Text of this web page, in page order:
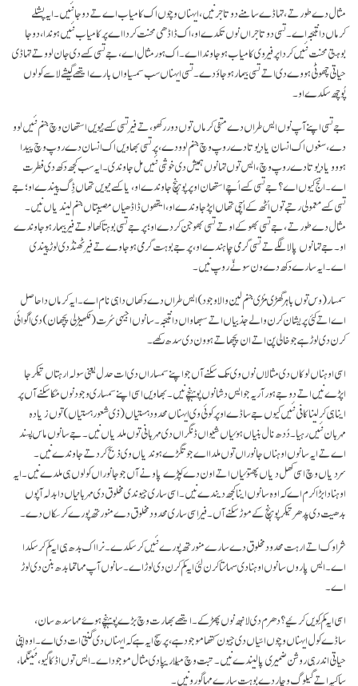
مثال دے طور تے، تہاڈے سامنے دو تاجر نیں، ایہناں وچوں اک کامیاب اے تے دوجا نئیں۔ ایہ پشلے
کرماں دا نتیجہ اے۔ تسی دو تاجراں نوں تکدے او، اک ڈاڈھی محنت کردا اے پر کامیاب نئیں ہوندا، دوجا
بوہتی محنت نئیں کردا پر فیر وی کامیاب ہو جاوندا اے۔ اک ہور مثال اے، جے تسی کسے دی جان لوو تے تہاڈی
حیاتی چھوٹی ہووے دی اتے تسی بیمار ہو جاؤ دے۔ تسی ایہناں سب سمسیاواں بارے ایتھے گیشے لاسے کولوں
پُوچھ سکدے او۔
جے تسی اپنے آپ نوں ایس طراں دے منفی کرماں توں دور رکھو، تے فیر تسی کسے نِیویں استھان وچ جنم نئیں لوو
دے، سغوں اک انسان یا دیوتا دے روپ وچ جنم لوو دے، پر تسی بھاویں اک انسان دے روپ وچ پیدا
ہووو یا دیوتا دے روپ وچ، ایس توں تہانوں ہمیش دی خوشی نئیں مل جاوندی۔ ایہ سب کجھ دکھ دی فطرت
اے۔ انج کیوں اے؟ جے تسی کسے اُچے استھان اوپر پوہنچ جاوندے او، یا کسے نیویں تھاں ڈِگ پیندے او؛ جے
تسی کسے معمولی رتبے توں اُٹھ کے اُچی تھاں اپڑ جاوندے او، ایتھوں ڈاڈھیاں مصیبتاں جنم لیندیاں نیں۔
مثال دے طور تے، جے تسی بھوکے او تے تسی بھوجن کردے او؛ پر جے تسی بوہتا کھا لو تے فیر بیمار ہو جاوندے
او۔ جے تہانوں پالا لگے تے تسی گرمی چاہندے او، پر جے بوہت گرمی ہو جاوے تے فیر ٹھنڈ دی لوڑ پیندی
اے۔ ایہ سارے دکھ دے ون سونّے روپ نیں۔
سمسار (وس توں باہر گھڑی مُڑی جنم لین والا وجود) ایس طراں دے دکھاں دا ہی نام اے۔ ایہ کرماں دا حاصل
اے اتے کئی پریشان کرن والے جذبیاں اتے سبھاواں دا نتیجہ۔ سانوں اجیہی سُرت (نکھیڑلی پچھان) دی اُگوائی
کرن دی لوڑ ہے جو خالی پن اتے ان پچھاتے ہوون دی سدھ رکھے۔
اسی اوہناں لوکاں دی مثالاں نوں وی تک سکنے آں جو اپنے سمساراں دی ات حدل یعنی سولہ ارہتاں تیکر جا
اپڑے نیں اتے دوجے ہور آریہ جو ایس دشا نوں پوہنچے نیں۔ بھاویں اسی اپنے سمساری وجود نوں مُکا سکنے آں پر
اینا ہی کر لینا کافی نئیں کیوں جے ساڈے اوپر کوئی وی ایہناں محدود ہستیاں (ذی شعور ہستیاں) توں زیادہ
مہربان نئیں رہیا۔ دُدھ نال بنیاں ہوئیاں شیواں ڈنگراں دی مہربانی توں ملدیاں نیں۔ جے سانوں ماس پسند
اے تے ایہ سانوں اوہناں جانوراں توں ملدا اے جو تگڑے ہوندیاں وی ذبح کر دتے جاوندے نیں۔
سردیاں وچ اسی کھل دیاں پھتوئیاں اتے اون دے کپڑے پاونے آں جو جانوراں کولوں ہی ملدے نیں۔ ایہ
اوہنا دا بڑا کرم اے کہ اوہ سانوں اینا کجھ دیندے نیں۔ اسی ساری جیوندی مخلوق دی مہربانیاں دا بدلہ آپوں
بدھیت دی پدھر تیکر پوہنچ کے موڑ سکنے آں۔ فیر اسی ساری محدود مخلوق دے منورتھ پورے کر سکاں دے۔
شراوک اتے ارہت محدود مخلوق دے سارے منورتھ پورے نئیں کرسکدے۔ نرا اک بدھ ہی ایہ کم کر سکدا
اے۔ ایس پاروں سانوں اوہنا دی سہائتا کرن لئی ایہ کم کرن دی لوڑ اے۔ سانوں آپ مہاتما بدھ بنن دی لوڑ
اے۔
اسی ایہ کم کِویں کرئیے؟ دھرم دی لانبھ نوں پھڑ کے۔ ایتھے بھارت وچ بڑے پوہنچے ہوۓ مہا سدھ سان،
ساڈے کول ایہناں وچوں اسّیاں دی جیون کتھا موجود ہے، پر سچ ایہ ہے کہ ایہناں دی گنتی ات دی اے۔ اوہ اپنی
حیاتی اندر ہی روشن ضمیری پا لیندے نیں۔ تبت وچ میلاریپا دی مثال موجود اے۔ ایس توں اڈ کاگیو، نئینگما،
ساکیہ اتے گیلوگ وچار دے بوہت سارے مہا گورو نیں۔